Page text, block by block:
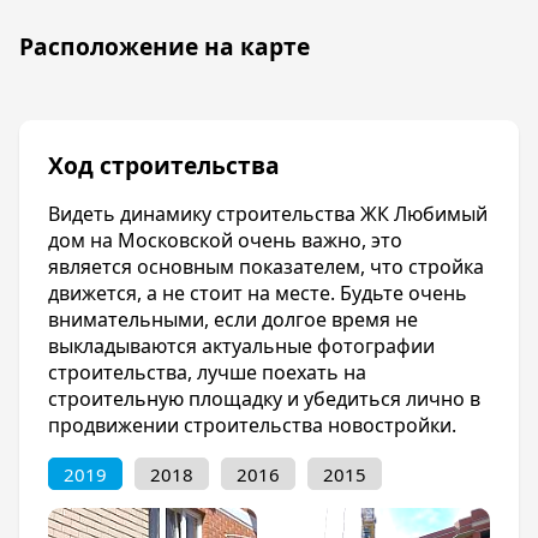
стадионов как для командных игр, так и с
установленными тренажерами. Для детей
квартиру в ЖК Любимый дом на Московской
варьируются в зависимости от количества
квадратных метров.
Инфраструктура
ЖК Любимый дом на Московской
располагается в очень развитом
Прикубанском районе. В связи с этим в пешей
доступности от жилого комплекса имеются
средние общеобразовательные школы №66,
№71, №78, №94; детские сады: №123, №136,
№216, №221. Расстояние до «Авроры» всего 5
км. Вы можете быстро добраться до торгово-
развлекательно центра «Красная площадь».
Расположение на карте
Ход строительства
Видеть динамику строительства ЖК Любимый
дом на Московской очень важно, это
является основным показателем, что стройка
движется, а не стоит на месте. Будьте очень
внимательными, если долгое время не
выкладываются актуальные фотографии
строительства, лучше поехать на
строительную площадку и убедиться лично в
продвижении строительства новостройки.
2019 2018 2016 2015